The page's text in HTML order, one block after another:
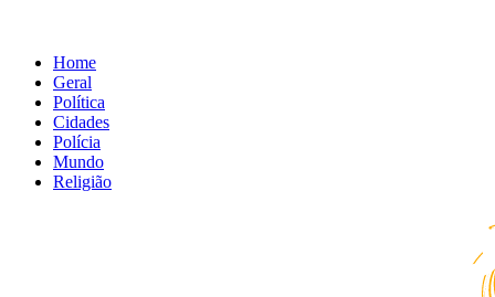
Home
Geral
Política
Cidades
Polícia
Mundo
Religião